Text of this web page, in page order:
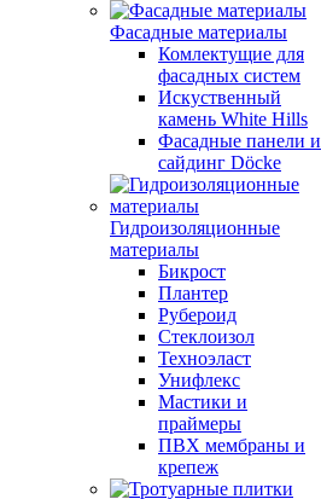
Фасадные материалы
Комлектущие для
фасадных систем
Искуственный
камень White Hills
Фасадные панели и
сайдинг Döcke
Гидроизоляционные
материалы
Бикрост
Плантер
Рубероид
Стеклоизол
Техноэласт
Унифлекс
Мастики и
праймеры
ПВХ мембраны и
крепеж